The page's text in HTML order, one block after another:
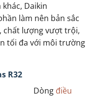
Daikin
làm nên bản sắc
chất lượng vượt trội,
tối đa với môi trường
R32
Dòng điều